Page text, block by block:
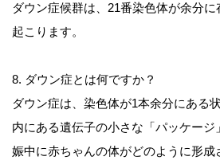
ダウン症候群は、21番染色体が余分
起こります。
8. ダウン症とは何ですか？
ダウン症は、染色体が1本余分にある
内にある遺伝子の小さな「パッケー
娠中に赤ちゃんの体がどのように形成